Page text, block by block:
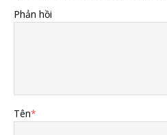
Phản hồi
Tên*